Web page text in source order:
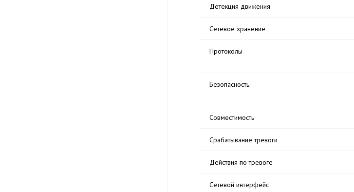
Детекция движения
Сетевое хранение
Протоколы
Безопасность
Совместимость
Срабатывание тревоги
Действия по тревоге
Сетевой интерфейс